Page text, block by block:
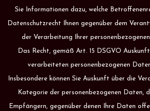
Sie Informationen dazu, welche
Datenschutzrecht Ihnen gegenüber dem
der Verarbeitung Ihrer
Das Recht, gemäß Art. 15 DSGVO
verarbeiteten personenbezogenen
Insbesondere können Sie Auskunft über die
Kategorie der personenbezogenen Daten,
Empfängern, gegenüber denen Ihre Daten